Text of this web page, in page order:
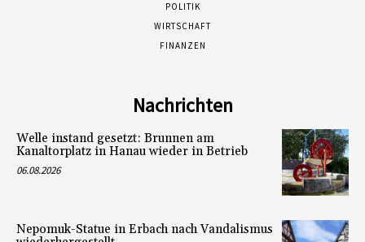
POLITIK
WIRTSCHAFT
FINANZEN
Nachrichten
Welle instand gesetzt: Brunnen am
Kanaltorplatz in Hanau wieder in Betrieb
06.08.2026
Nepomuk-Statue in Erbach nach Vandalismus